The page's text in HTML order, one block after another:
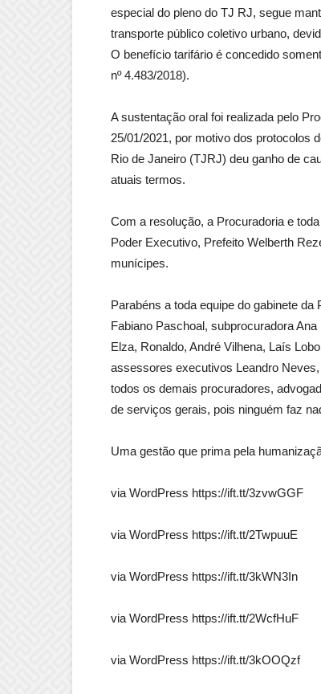
especial do pleno do TJ RJ, segue
transporte público coletivo urbano,
O benefício tarifário é concedido
nº 4.483/2018).
A sustentação oral foi realizada pelo
25/01/2021, por motivo dos protocolos
Rio de Janeiro (TJRJ) deu ganho de
atuais termos.
Com a resolução, a Procuradoria e
Poder Executivo, Prefeito Welberth
munícipes.
Parabéns a toda equipe do gabinete
Fabiano Paschoal, subprocuradora
Elza, Ronaldo, André Vilhena, Laís
assessores executivos Leandro
todos os demais procuradores,
de serviços gerais, pois ninguém faz
Uma gestão que prima pela
via WordPress https://ift.tt/3zvwGGF
via WordPress https://ift.tt/2TwpuuE
via WordPress https://ift.tt/3kWN3In
via WordPress https://ift.tt/2WcfHuF
via WordPress https://ift.tt/3kOOQzf